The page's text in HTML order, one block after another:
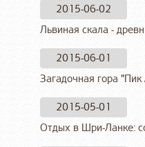
2015-06-02
Львиная скала -
2015-06-01
Загадочная гора
2015-05-01
Отдых в Шри-Ланке: